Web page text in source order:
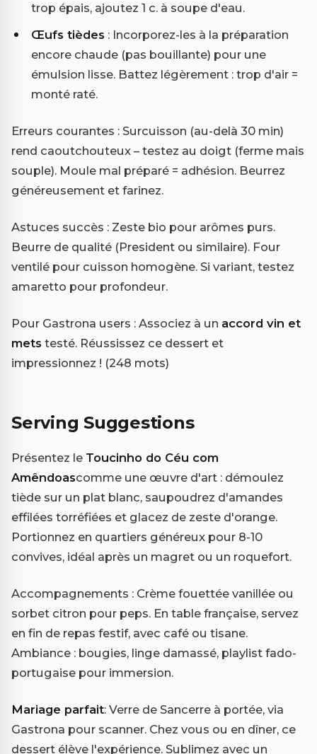
trop épais, ajoutez 1 c. à soupe d'eau.
Œufs tièdes : Incorporez-les à la préparation
encore chaude (pas bouillante) pour une
émulsion lisse. Battez légèrement : trop d'air =
monté raté.
Erreurs courantes : Surcuisson (au-delà 30 min)
rend caoutchouteux – testez au doigt (ferme mais
souple). Moule mal préparé = adhésion. Beurrez
généreusement et farinez.
Astuces succès : Zeste bio pour arômes purs.
Beurre de qualité (President ou similaire). Four
ventilé pour cuisson homogène. Si variant, testez
amaretto pour profondeur.
Pour Gastrona users : Associez à un accord vin et
mets testé. Réussissez ce dessert et
impressionnez ! (248 mots)
Serving Suggestions
Présentez le Toucinho do Céu com
Amêndoascomme une œuvre d'art : démoulez
tiède sur un plat blanc, saupoudrez d'amandes
effilées torréfiées et glacez de zeste d'orange.
Portionnez en quartiers généreux pour 8-10
convives, idéal après un magret ou un roquefort.
Accompagnements : Crème fouettée vanillée ou
sorbet citron pour peps. En table française, servez
en fin de repas festif, avec café ou tisane.
Ambiance : bougies, linge damassé, playlist fado-
portugaise pour immersion.
Mariage parfait: Verre de Sancerre à portée, via
Gastrona pour scanner. Chez vous ou en dîner, ce
dessert élève l'expérience. Sublimez avec un